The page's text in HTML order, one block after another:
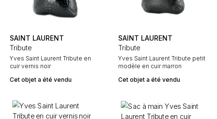
SAINT LAURENT
Tribute
Yves Saint Laurent Tribute en
cuir vernis noir
Cet objet a été vendu
SAINT LAURENT
Tribute
Yves Saint Laurent Tribute petit
modèle en cuir marron
Cet objet a été vendu